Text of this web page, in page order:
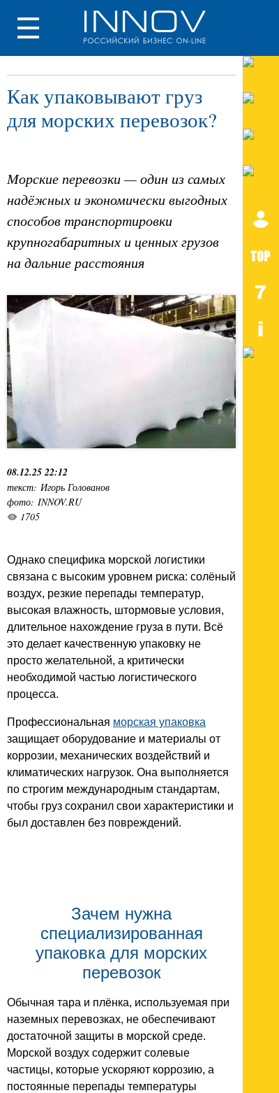
Как упаковывают груз
для морских перевозок?
Морские перевозки — один из самых
надёжных и экономически выгодных
способов транспортировки
крупногабаритных и ценных грузов
на дальние расстояния
08.12.25 22:12
текст: Игорь Голованов
фото: INNOV.RU
1705
Однако специфика морской логистики
связана с высоким уровнем риска: солёный
воздух, резкие перепады температур,
высокая влажность, штормовые условия,
длительное нахождение груза в пути. Всё
это делает качественную упаковку не
просто желательной, а критически
необходимой частью логистического
процесса.
Профессиональная морская упаковка
защищает оборудование и материалы от
коррозии, механических воздействий и
климатических нагрузок. Она выполняется
по строгим международным стандартам,
чтобы груз сохранил свои характеристики и
был доставлен без повреждений.
Зачем нужна
специализированная
упаковка для морских
перевозок
Обычная тара и плёнка, используемая при
наземных перевозках, не обеспечивают
достаточной защиты в морской среде.
Морской воздух содержит солевые
частицы, которые ускоряют коррозию, а
постоянные перепады температуры